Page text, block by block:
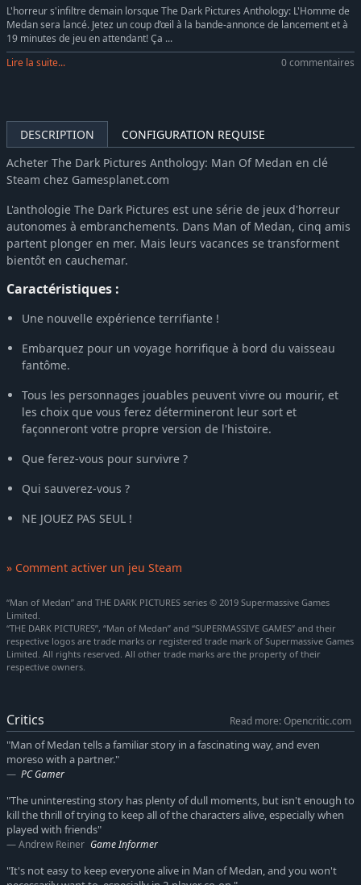
L'horreur s'infiltre demain lorsque The Dark Pictures Anthology: L'Homme de
Medan sera lancé. Jetez un coup d’œil à la bande-annonce de lancement et à
19 minutes de jeu en attendant! Ça ...
Lire la suite...
0 commentaires
DESCRIPTION
CONFIGURATION REQUISE
Acheter The Dark Pictures Anthology: Man Of Medan en clé
Steam chez Gamesplanet.com
L'anthologie The Dark Pictures est une série de jeux d'horreur
autonomes à embranchements. Dans Man of Medan, cinq amis
partent plonger en mer. Mais leurs vacances se transforment
bientôt en cauchemar.
Caractéristiques :
Une nouvelle expérience terrifiante !
Embarquez pour un voyage horrifique à bord du vaisseau
fantôme.
Tous les personnages jouables peuvent vivre ou mourir, et
les choix que vous ferez détermineront leur sort et
façonneront votre propre version de l'histoire.
Que ferez-vous pour survivre ?
Qui sauverez-vous ?
NE JOUEZ PAS SEUL !
» Comment activer un jeu Steam
“Man of Medan” and THE DARK PICTURES series © 2019 Supermassive Games
Limited.
“THE DARK PICTURES”, “Man of Medan” and “SUPERMASSIVE GAMES” and their
respective logos are trade marks or registered trade mark of Supermassive Games
Limited. All rights reserved. All other trade marks are the property of their
respective owners.
Critics
Read more: Opencritic.com
"Man of Medan tells a familiar story in a fascinating way, and even
moreso with a partner."
PC Gamer
"The uninteresting story has plenty of dull moments, but isn't enough to
kill the thrill of trying to keep all of the characters alive, especially when
played with friends"
Andrew Reiner Game Informer
"It's not easy to keep everyone alive in Man of Medan, and you won't